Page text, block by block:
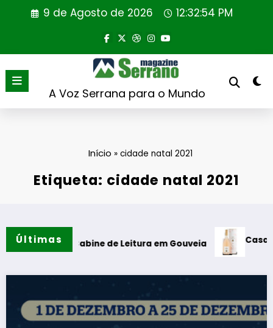
9 de Agosto de 2026 12:32:55 PM
A Voz Serrana para o Mundo
Início »cidade natal 2021
Etiqueta: cidade natal 2021
Últimas
da Cabine de Leitura em Gouveia Casa de